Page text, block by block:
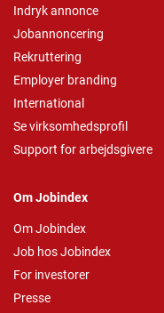
Indryk annonce
Jobannoncering
Rekruttering
Employer branding
International
Se virksomhedsprofil
Support for arbejdsgivere
Om Jobindex
Om Jobindex
Job hos Jobindex
For investorer
Presse